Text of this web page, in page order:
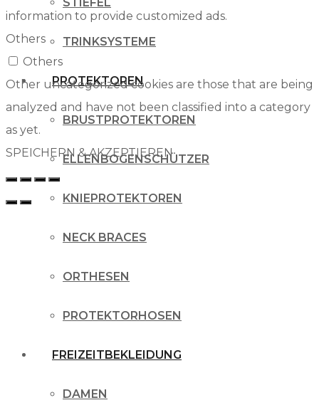
TRINKSYSTEME
PROTEKTOREN
BRUSTPROTEKTOREN
ELLENBOGENSCHÜTZER
KNIEPROTEKTOREN
NECK BRACES
ORTHESEN
PROTEKTORHOSEN
FREIZEITBEKLEIDUNG
DAMEN
information to provide customized ads.
Others
Others
Other uncategorized cookies are those that are being
analyzed and have not been classified into a category
as yet.
SPEICHERN & AKZEPTIEREN